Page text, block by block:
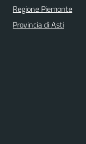
Regione Piemonte
Provincia di Asti